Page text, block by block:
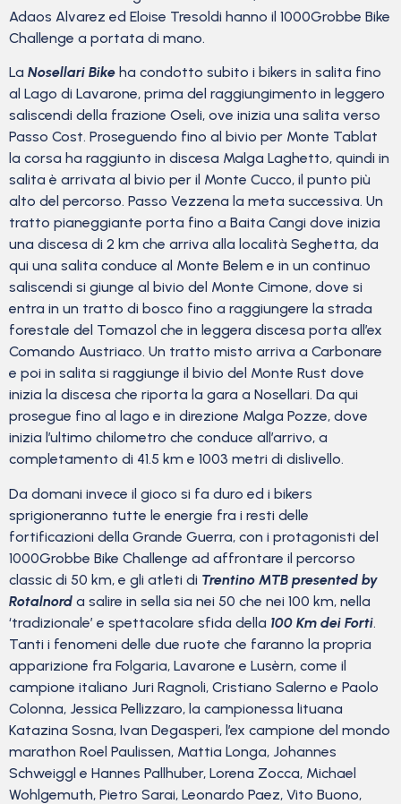
Adaos Alvarez ed Eloise Tresoldi hanno il 1000Grobbe Bike
Challenge a portata di mano.
La Nosellari Bike ha condotto subito i bikers in salita fino
al Lago di Lavarone, prima del raggiungimento in leggero
saliscendi della frazione Oseli, ove inizia una salita verso
Passo Cost. Proseguendo fino al bivio per Monte Tablat
la corsa ha raggiunto in discesa Malga Laghetto, quindi in
salita è arrivata al bivio per il Monte Cucco, il punto più
alto del percorso. Passo Vezzena la meta successiva. Un
tratto pianeggiante porta fino a Baita Cangi dove inizia
una discesa di 2 km che arriva alla località Seghetta, da
qui una salita conduce al Monte Belem e in un continuo
saliscendi si giunge al bivio del Monte Cimone, dove si
entra in un tratto di bosco fino a raggiungere la strada
forestale del Tomazol che in leggera discesa porta all’ex
Comando Austriaco. Un tratto misto arriva a Carbonare
e poi in salita si raggiunge il bivio del Monte Rust dove
inizia la discesa che riporta la gara a Nosellari. Da qui
prosegue fino al lago e in direzione Malga Pozze, dove
inizia l’ultimo chilometro che conduce all’arrivo, a
completamento di 41.5 km e 1003 metri di dislivello.
Da domani invece il gioco si fa duro ed i bikers
sprigioneranno tutte le energie fra i resti delle
fortificazioni della Grande Guerra, con i protagonisti del
1000Grobbe Bike Challenge ad affrontare il percorso
classic di 50 km, e gli atleti di Trentino MTB presented by
Rotalnord a salire in sella sia nei 50 che nei 100 km, nella
‘tradizionale’ e spettacolare sfida della 100 Km dei Forti.
Tanti i fenomeni delle due ruote che faranno la propria
apparizione fra Folgaria, Lavarone e Lusèrn, come il
campione italiano Juri Ragnoli, Cristiano Salerno e Paolo
Colonna, Jessica Pellizzaro, la campionessa lituana
Katazina Sosna, Ivan Degasperi, l’ex campione del mondo
marathon Roel Paulissen, Mattia Longa, Johannes
Schweiggl e Hannes Pallhuber, Lorena Zocca, Michael
Wohlgemuth, Pietro Sarai, Leonardo Paez, Vito Buono,